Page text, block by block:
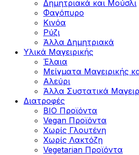
Δημητριακά και Μούσλι
Φαγόπυρο
Κινόα
Ρύζι
Άλλα Δημητριακά
Υλικά Μαγειρικής
Έλαια
Μείγματα Μαγειρικής
Αλεύρι
Άλλα Συστατικά
Διατροφές
BIO Προϊόντα
Vegan Προϊόντα
Χωρίς Γλουτένη
Χωρίς Λακτόζη
Vegetarian Προϊόντα